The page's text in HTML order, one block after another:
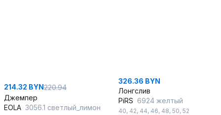
214.32 BYN220.94
Джемпер
EOLA 3056.1 светлый_лимон
326.36 BYN
Лонгслив
PiRS 6924 желтый
40, 42, 44, 46, 48, 50, 52